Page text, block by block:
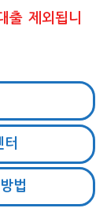
출 제외됩니
법